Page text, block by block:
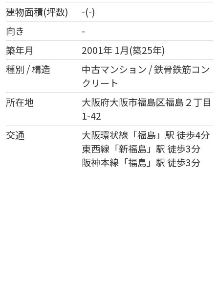
建物面積(坪数)
-(-)
向き
-
築年月
2001年 1月(築25年)
種別 / 構造
中古マンション / 鉄骨鉄筋コン
クリート
所在地
大阪府大阪市福島区福島 ２丁目
1-42
交通
大阪環状線「福島」駅 徒歩4分
東西線「新福島」駅 徒歩3分
阪神本線「福島」駅 徒歩3分